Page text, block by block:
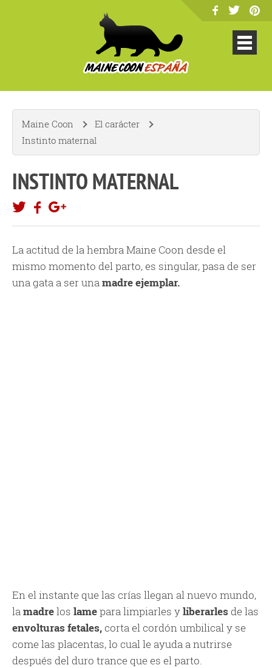
Maine Coon
El carácter
Instinto maternal
INSTINTO MATERNAL
La actitud de la hembra Maine Coon desde el
mismo momento del parto, es singular, pasa de ser
una gata a ser unamadre ejemplar.
En el instante que las crías llegan al nuevo mundo,
lamadrelos lamepara limpiarles yliberarlesde las
envolturas fetales,corta el cordón umbilical y se
come las placentas, lo cual le ayuda a nutrirse
después del duro trance que es el parto.